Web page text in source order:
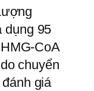
dụng 95
CoA
chuyển
giá